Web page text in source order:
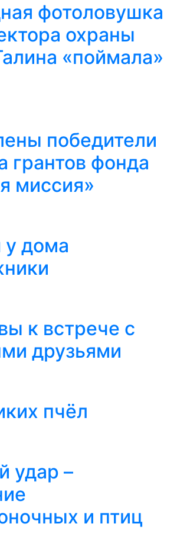
фотоловушка
охраны
«поймала»
победители
грантов фонда
миссия»
у дома
к встрече с
друзьями
пчёл
удар –
и птиц